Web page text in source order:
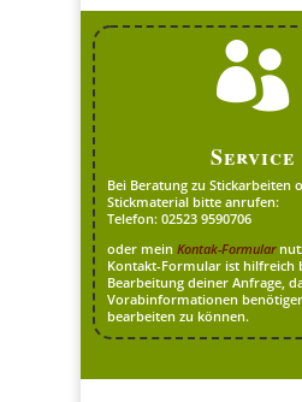

Service
Bei Beratung zu Stickarbeiten
Stickmaterial bitte anrufen:
Telefon: 02523 9590706
oder meinKontak-Formular
Kontakt-Formular ist hilfreich
Bearbeitung deiner Anfrage,
Vorabinformationen
bearbeiten zu können.